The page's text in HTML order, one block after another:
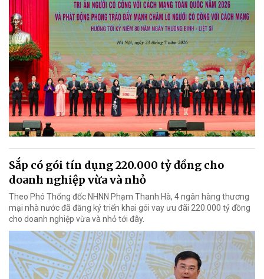
Sắp có gói tín dụng 220.000 tỷ đồng cho
doanh nghiệp vừa và nhỏ
Theo Phó Thống đốc NHNN Phạm Thanh Hà, 4 ngân hàng thương
mại nhà nước đã đăng ký triển khai gói vay ưu đãi 220.000 tỷ đồng
cho doanh nghiệp vừa và nhỏ tới đây.